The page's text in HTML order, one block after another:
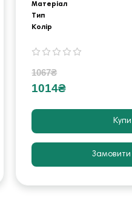
Матеріал
Тип
Колір
1067₴
1014₴
Замовити